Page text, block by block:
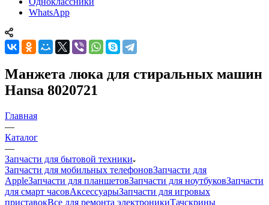
Манжета люка для стиральных машин
Hansa 8020721
Главная
Каталог
—
Запчасти для бытовой техники
Запчасти для мобильных телефонов
AppleЗапчасти для планшетовЗапчасти для ноутбуков
для смарт часовАксессуарыЗапчасти для игровых
приставокВсе для ремонта электроникиТачскрины
—